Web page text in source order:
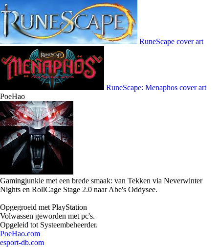
RuneScape cover art
RuneScape: Menaphos cover art
PoeHao
Gamingjunkie met een brede smaak: van Tekken via Neverwinter
Nights en RollCage Stage 2.0 naar Abe's Oddysee.
Opgegroeid met PlayStation
Volwassen geworden met pc's.
Opgeleid tot Systeembeheerder.
PoeHao.com
esport-db.com